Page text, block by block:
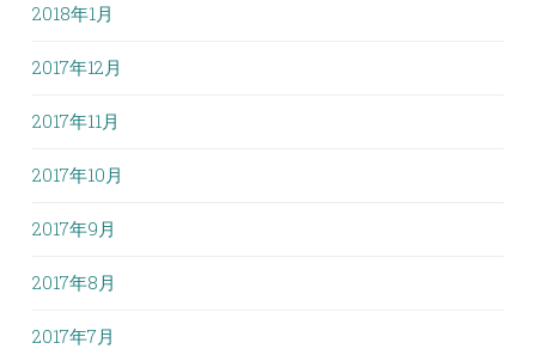
2018年1月
2017年12月
2017年11月
2017年10月
2017年9月
2017年8月
2017年7月